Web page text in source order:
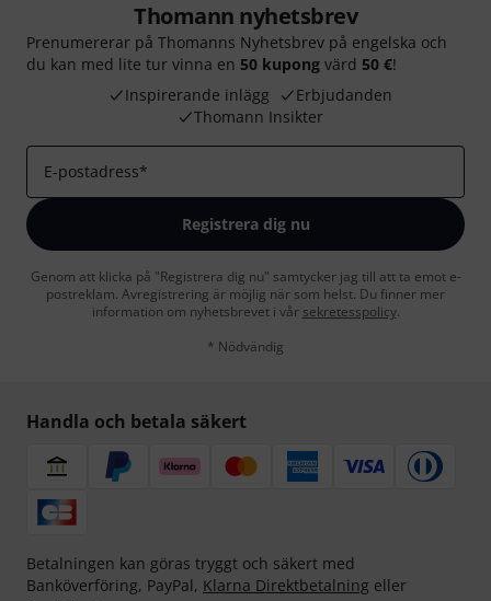
Thomann nyhetsbrev
Prenumererar på Thomanns Nyhetsbrev på engelska och
du kan med lite tur vinna en 50 kupong värd 50 €!
Inspirerande inlägg
Erbjudanden
Thomann Insikter
E-postadress*
Registrera dig nu
Genom att klicka på "Registrera dig nu" samtycker jag till att ta emot e-
postreklam. Avregistrering är möjlig när som helst. Du finner mer
information om nyhetsbrevet i vår sekretesspolicy.
* Nödvändig
Handla och betala säkert
Betalningen kan göras tryggt och säkert med
Banköverföring, PayPal, Klarna Direktbetalning eller